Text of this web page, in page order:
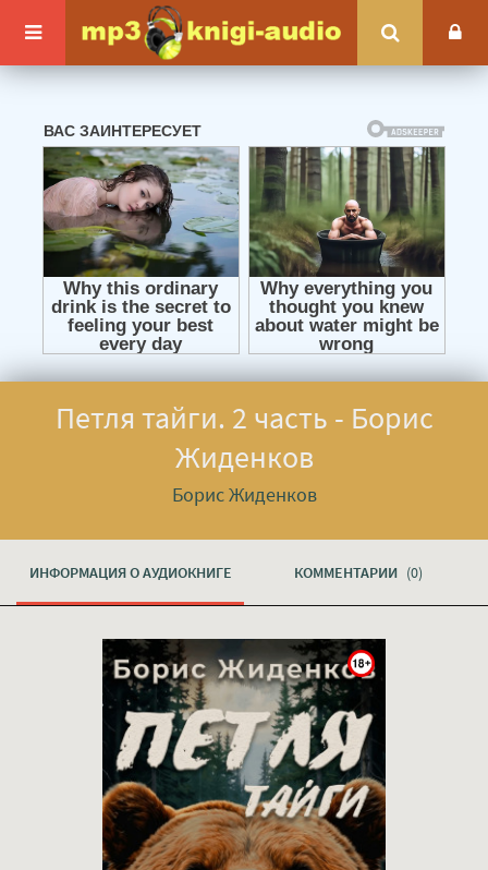
Петля тайги. 2 часть - Борис
Жиденков
Борис Жиденков
ИНФОРМАЦИЯ О АУДИОКНИГЕ КОММЕНТАРИИ (0)